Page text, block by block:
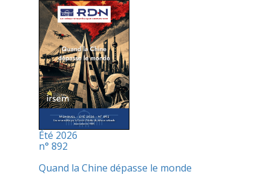
Été 2026
n° 892
Quand la Chine dépasse le monde